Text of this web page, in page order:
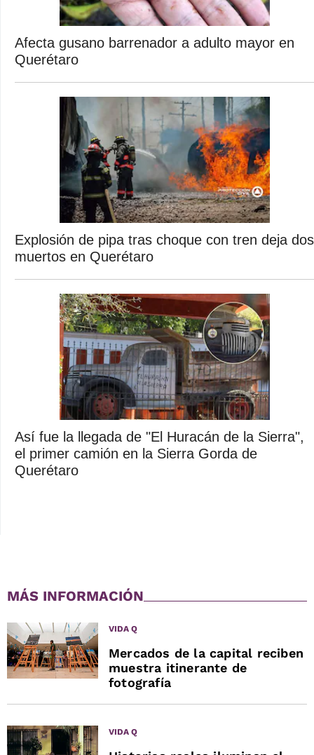
Afecta gusano barrenador a adulto mayor en
Querétaro
Explosión de pipa tras choque con tren deja dos
muertos en Querétaro
Así fue la llegada de "El Huracán de la Sierra",
el primer camión en la Sierra Gorda de
Querétaro
MÁS INFORMACIÓN
VIDA Q
Mercados de la capital reciben
muestra itinerante de
fotografía
VIDA Q